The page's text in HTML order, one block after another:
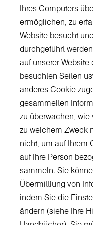
Ihres Computers
ermöglichen, zu
Website besucht
durchgeführt
auf unserer Website
besuchten Seiten
anderes Cookie
gesammelten
zu überwachen, wie
zu welchem Zweck
nicht, um auf Ihrem
auf Ihre Person
sammeln. Sie
Übermittlung von
indem Sie die
ändern (siehe Ihre